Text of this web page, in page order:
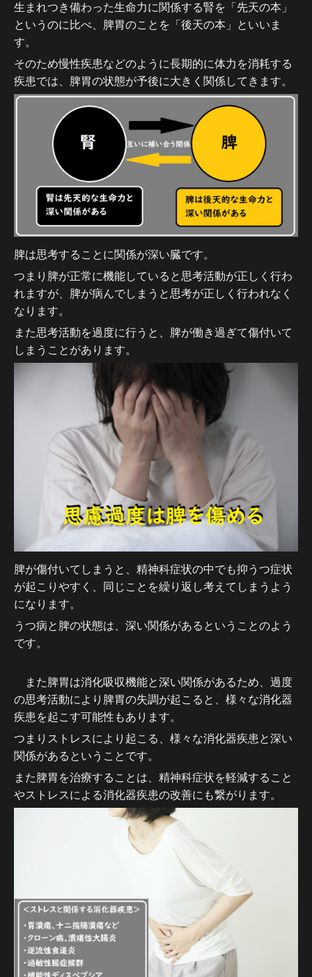
生まれつき備わった生命力に関係する腎を「先天の本」
というのに比べ、脾胃のことを「後天の本」といいま
す。
そのため慢性疾患などのように長期的に体力を消耗する
疾患では、脾胃の状態が予後に大きく関係してきます。
脾は思考することに関係が深い臓です。
つまり脾が正常に機能していると思考活動が正しく行わ
れますが、脾が病んでしまうと思考が正しく行われなく
なります。
また思考活動を過度に行うと、脾が働き過ぎて傷付いて
しまうことがあります。
脾が傷付いてしまうと、精神科症状の中でも抑うつ症状
が起こりやすく、同じことを繰り返し考えてしまうよう
になります。
うつ病と脾の状態は、深い関係があるということのよう
です。
また脾胃は消化吸収機能と深い関係があるため、過度
の思考活動により脾胃の失調が起こると、様々な消化器
疾患を起こす可能性もあります。
つまりストレスにより起こる、様々な消化器疾患と深い
関係があるということです。
また脾胃を治療することは、精神科症状を軽減すること
やストレスによる消化器疾患の改善にも繋がります。